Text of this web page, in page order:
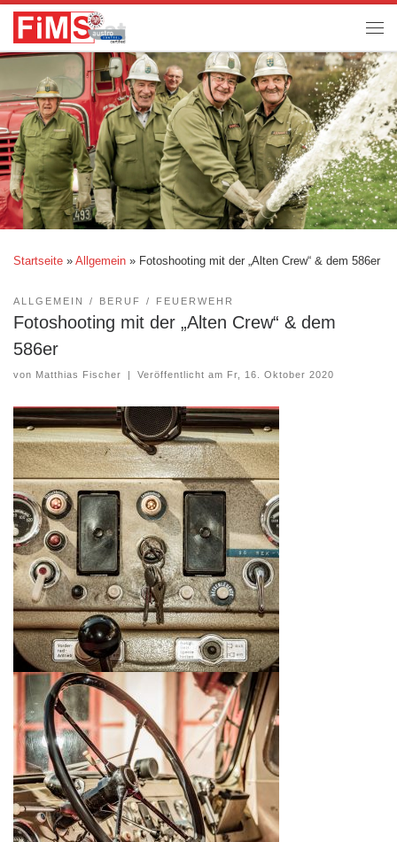
Startseite » Allgemein » Fotoshooting mit der „Alten Crew“ & dem 586er
ALLGEMEIN BERUF FEUERWEHR
Fotoshooting mit der „Alten Crew“ & dem
586er
von Matthias Fischer | Veröffentlicht am Fr, 16. Oktober 2020